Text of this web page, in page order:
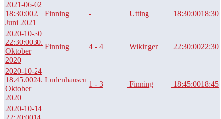
2021-06-02
18:30:002.
Juni 2021
Finning - Utting 18:30:0018:30
2020-10-30
22:30:0030.
Oktober
2020
Finning 4 - 4 Wikinger 22:30:0022:30
2020-10-24
18:45:0024.
Oktober
2020
Ludenhausen
1 - 3 Finning 18:45:0018:45
2020-10-14
22:20:0014.